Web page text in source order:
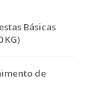
Básicas
KG)
de